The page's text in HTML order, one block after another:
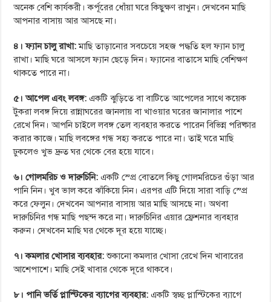
অনেক বেশি কার্যকরী। কর্পূরের ধোঁয়া ঘরে কিছুক্ষণ রাখুন। দেখবেন মাছি
আপনার বাসায় আর আসছে না।
৪। ফ্যান চালু রাখা:মাছি তাড়ানোর সবচেয়ে সহজ পদ্ধতি হল ফ্যান চালু
রাখা। মাছি ঘরে আসলে ফ্যান ছেড়ে দিন। ফ্যানের বাতাসে মাছি বেশিক্ষণ
থাকতে পারে না।
৫। আপেল এবং লবঙ্গ: একটি ঝুড়িতে বা বাটিতে আপেলের সাথে কয়েক
টুকরা লবঙ্গ দিয়ে রান্নাঘরের জানলায় বা খাওয়ার ঘরের জানালার পাশে
রেখে দিন। আপনি চাইলে লবঙ্গ তেল ব্যবহার করতে পারেন বিভিন্ন পরিষ্কার
করার কাজে। মাছি লবঙ্গের গন্ধ সহ্য করতে পারে না। তাই ঘরে মাছি
ঢুকলেও খুভ দ্রুত ঘর থেকে বের হয়ে যাবে।
৬। গোলমরিচ ও দারুচিনি: একটি স্প্রে বোতলে কিছু গোলমরিচের গুঁড়া আর
পানি নিন। খুব ভাল করে ঝাঁকিয়ে নিন। এরপর এটি দিয়ে সারা বাড়ি স্প্রে
করে ফেলুন। দেখবেন আপনার বাসায় আর মাছি আসছে না। অথবা
দারুচিনির গন্ধ মাছি পছন্দ করে না। দারুচিনির এয়ার ফ্রেশনার ব্যবহার
করুন। দেখবেন মাছি ঘর থেকে দূর হয়ে যাচ্ছে।
৭। কমলার খোসার ব্যবহার: শুকানো কমলার খোসা রেখে দিন খাবারের
আশেপাশে। মাছি সেই খাবার থেকে দূরে থাকবে।
৮। পানি ভর্তি প্লাস্টিকের ব্যাগের ব্যবহার: একটি স্বচ্ছ প্লাস্টিকের ব্যাগে